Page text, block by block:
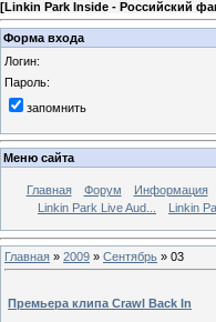
[Linkin Park Inside - Российский
Форма входа
Логин:
Пароль:
запомнить
Меню сайта
Главная Форум Информация
Linkin Park Live Aud...
Linkin
Главная » 2009 » Сентябрь » 03
Премьера клипа Crawl Back In